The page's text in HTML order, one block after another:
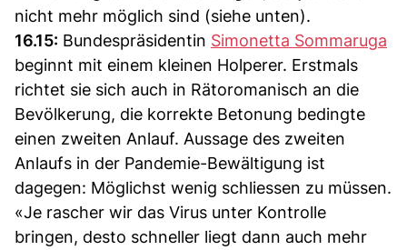
nicht mehr möglich sind (siehe unten).
16.15: Bundespräsidentin Simonetta Sommaruga
beginnt mit einem kleinen Holperer. Erstmals
richtet sie sich auch in Rätoromanisch an die
Bevölkerung, die korrekte Betonung bedingte
einen zweiten Anlauf. Aussage des zweiten
Anlaufs in der Pandemie-Bewältigung ist
dagegen: Möglichst wenig schliessen zu müssen.
«Je rascher wir das Virus unter Kontrolle
bringen, desto schneller liegt dann auch mehr